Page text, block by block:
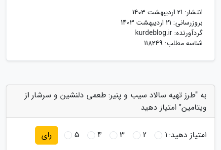
انتشار: 21 اردیبهشت 1403
بروزرسانی: 21 اردیبهشت 1403
گردآورنده: kurdeblog.ir
شناسه مطلب: 118249
به "طرز تهیه سالاد سیب و پنیر: طعمی دلنشین و سرشار از
ویتامین" امتیاز دهید
امتیاز دهید:1
2
3
4
5 رای